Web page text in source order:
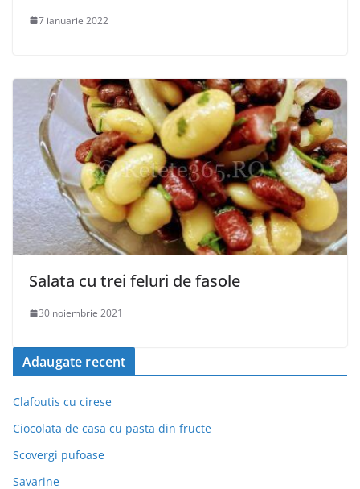
7 ianuarie 2022
Salata cu trei feluri de fasole
30 noiembrie 2021
Adaugate recent
Clafoutis cu cirese
Ciocolata de casa cu pasta din fructe
Scovergi pufoase
Savarine